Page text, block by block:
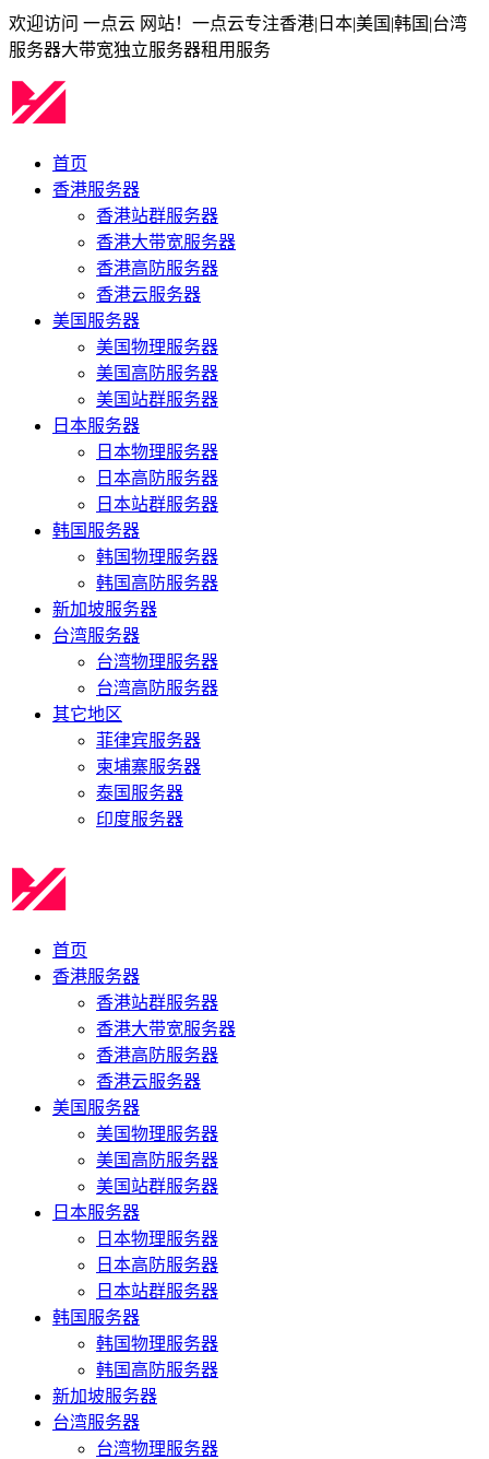
欢迎访问 一点云 网站！一点云专注香港|日本|美国|韩国|台湾
服务器大带宽独立服务器租用服务
首页
香港服务器
香港站群服务器
香港大带宽服务器
香港高防服务器
香港云服务器
美国服务器
美国物理服务器
美国高防服务器
美国站群服务器
日本服务器
日本物理服务器
日本高防服务器
日本站群服务器
韩国服务器
韩国物理服务器
韩国高防服务器
新加坡服务器
台湾服务器
台湾物理服务器
台湾高防服务器
其它地区
菲律宾服务器
柬埔寨服务器
泰国服务器
印度服务器
首页
香港服务器
香港站群服务器
香港大带宽服务器
香港高防服务器
香港云服务器
美国服务器
美国物理服务器
美国高防服务器
美国站群服务器
日本服务器
日本物理服务器
日本高防服务器
日本站群服务器
韩国服务器
韩国物理服务器
韩国高防服务器
新加坡服务器
台湾服务器
台湾物理服务器